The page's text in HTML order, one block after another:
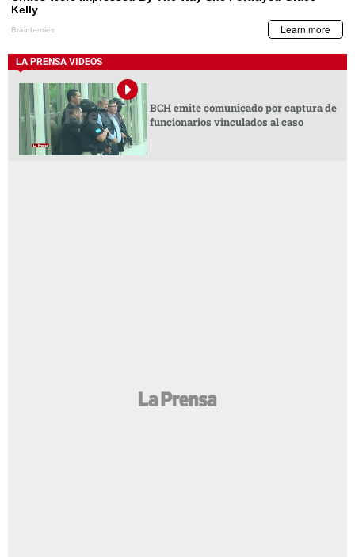
LA PRENSA VIDEOS
BCH emite comunicado por captura de
funcionarios vinculados al caso